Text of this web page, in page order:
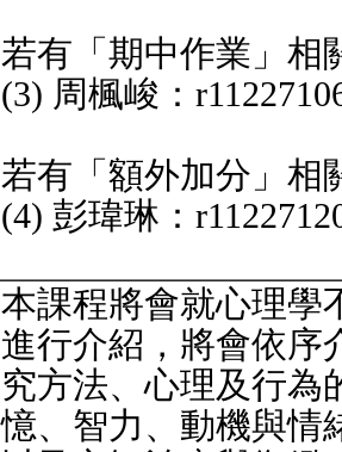
若有「期中作業」相
(3) 周楓峻：
若有「額外加分」相
(4) 彭瑋琳：
本課程將會就心理學
進行介紹，將會依序
究方法、心理及行為
憶、智力、動機與情